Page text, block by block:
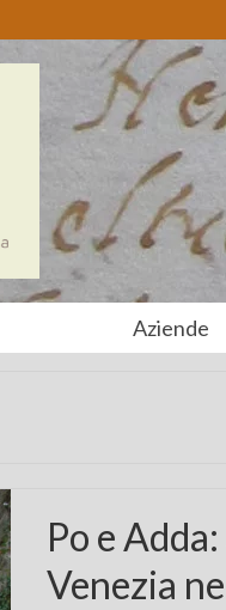
Aziende
Po e
Venezia